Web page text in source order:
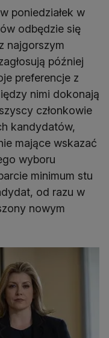
poniedziałek w
odbędzie się
najgorszym
później
preferencje z
nimi dokonają
członkowie
kandydatów,
mające wskazać
wyboru
minimum stu
od razu w
nowym